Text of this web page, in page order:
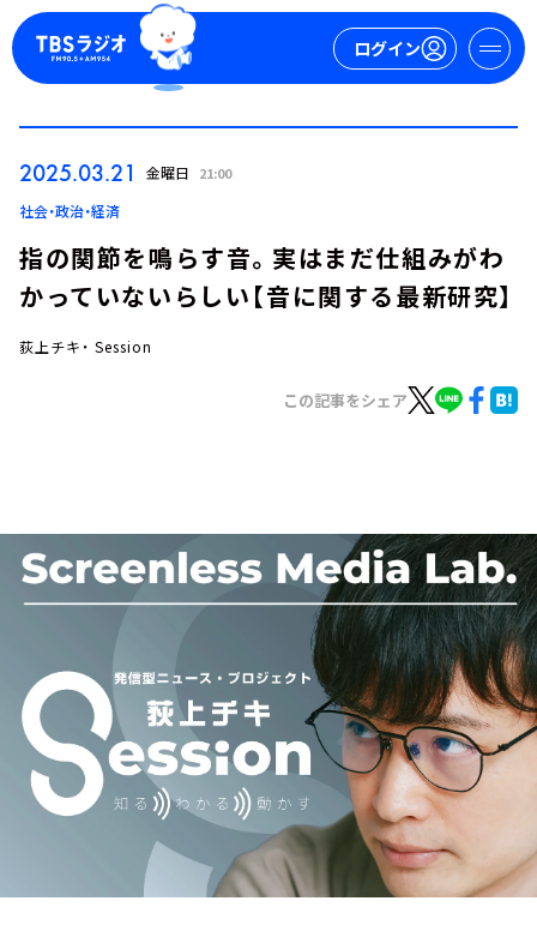
ログイン
イベント・グッズ
YouTube
会社情報
2025.03.21 金曜日 21:00
社会・政治・経済
指の関節を鳴らす音。実はまだ仕組みがわ
かっていないらしい【音に関する最新研究】
荻上チキ・ Session
この記事をシェア